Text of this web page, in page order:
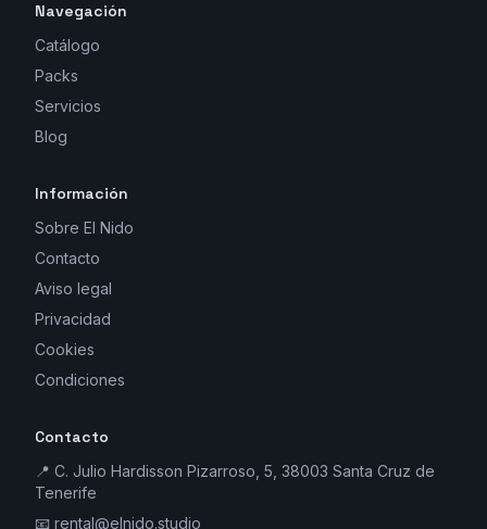
Navegación
Catálogo
Packs
Servicios
Blog
Información
Sobre El Nido
Contacto
Aviso legal
Privacidad
Cookies
Condiciones
Contacto
📍 C. Julio Hardisson Pizarroso, 5, 38003 Santa Cruz de
Tenerife
📧 rental@elnido.studio